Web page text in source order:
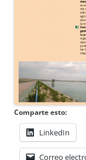
Comparte esto:
LinkedIn
Correo